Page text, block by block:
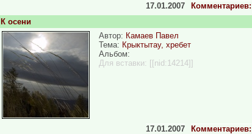
17.01.2007
К осени
Автор: Камаев Павел
Тема: Крыктытау, хребет
Альбом:
Для вставки: [[nid:14214]]
17.01.2007